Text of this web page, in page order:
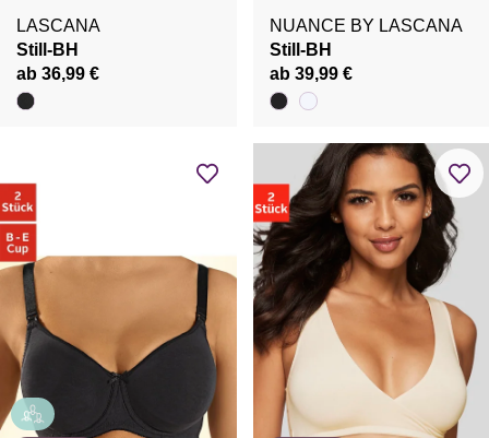
LASCANA
Still-BH
ab 36,99 €
NUANCE BY LASCANA
Still-BH
ab 39,99 €